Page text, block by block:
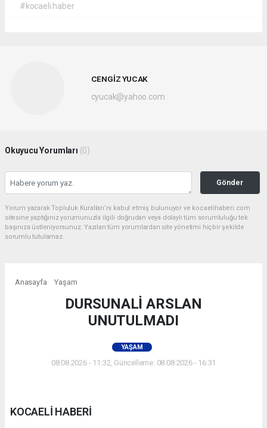
#kocaeli haber
CENGİZ YUCAK
cyucak@yahoo.com
Okuyucu Yorumları (0)
Gönder
Yorum yazarak Topluluk Kuralları’nı kabul etmiş bulunuyor ve kocaelihaberi.com
sitesine yaptığınız yorumunuzla ilgili doğrudan veya dolaylı tüm sorumluluğu tek
başınıza üstleniyorsunuz. Yazılan tüm yorumlardan site yönetimi hiçbir şekilde
sorumlu tutulamaz.
Anasayfa Yaşam
DURSUNALİ ARSLAN
UNUTULMADI
YAŞAM
08.08.2026 - 11:32, Güncelleme: 08.08.2026 - 16:31
KOCAELİ HABERİ